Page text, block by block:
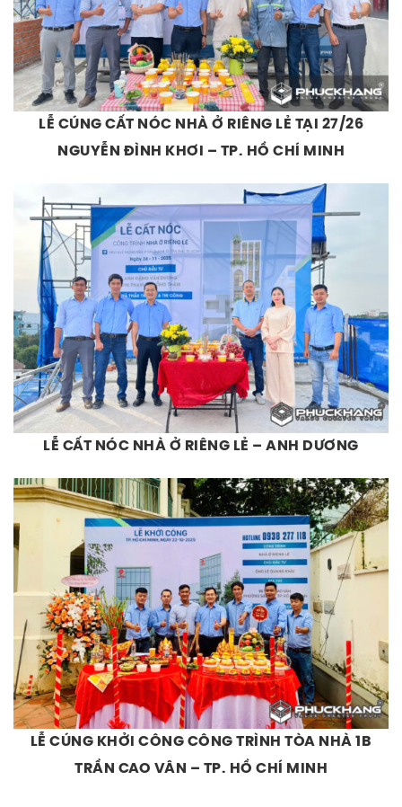
LỄ CÚNG CẤT NÓC NHÀ Ở RIÊNG LẺ TẠI 27/26
NGUYỄN ĐÌNH KHƠI – TP. HỒ CHÍ MINH
LỄ CẤT NÓC NHÀ Ở RIÊNG LẺ – ANH DƯƠNG
LỄ CÚNG KHỞI CÔNG CÔNG TRÌNH TÒA NHÀ 1B
TRẦN CAO VÂN – TP. HỒ CHÍ MINH